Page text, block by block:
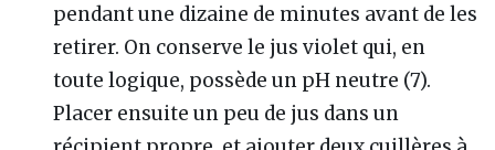
pendant une dizaine de minutes avant de les
retirer. On conserve le jus violet qui, en
toute logique, possède un pH neutre (7).
Placer ensuite un peu de jus dans un